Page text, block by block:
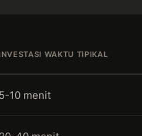
WAKTU TIPIKAL
5-10 menit